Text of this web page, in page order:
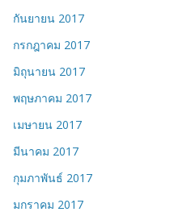
กันยายน 2017
กรกฎาคม 2017
มิถุนายน 2017
พฤษภาคม 2017
เมษายน 2017
มีนาคม 2017
กุมภาพันธ์ 2017
มกราคม 2017